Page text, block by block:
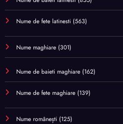
Nume de fete latinesti (563)
Nume maghiare (301)
Nume de baieti maghiare (162)
Nume de fete maghiare (139)
Nume românești (125)